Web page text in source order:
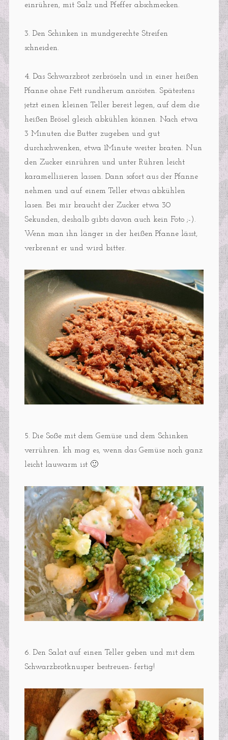
einrühren, mit Salz und Pfeffer abschmecken.
3. Den Schinken in mundgerechte Streifen
schneiden.
4. Das Schwarzbrot zerbröseln und in einer heißen
Pfanne ohne Fett rundherum anrösten. Spätestens
jetzt einen kleinen Teller bereit legen, auf dem die
heißen Brösel gleich abkühlen können. Nach etwa
3 Minuten die Butter zugeben und gut
durchschwenken, etwa 1Minute weiter braten. Nun
den Zucker einrühren und unter Rühren leicht
karamellisieren lassen. Dann sofort aus der Pfanne
nehmen und auf einem Teller etwas abkühlen
lasen. Bei mir braucht der Zucker etwa 30
Sekunden, deshalb gibts davon auch kein Foto ;-).
Wenn man ihn länger in der heißen Pfanne lässt,
verbrennt er und wird bitter.
5. Die Soße mit dem Gemüse und dem Schinken
verrühren. Ich mag es, wenn das Gemüse noch ganz
leicht lauwarm ist 🙂
6. Den Salat auf einen Teller geben und mit dem
Schwarzbrotknusper bestreuen- fertig!